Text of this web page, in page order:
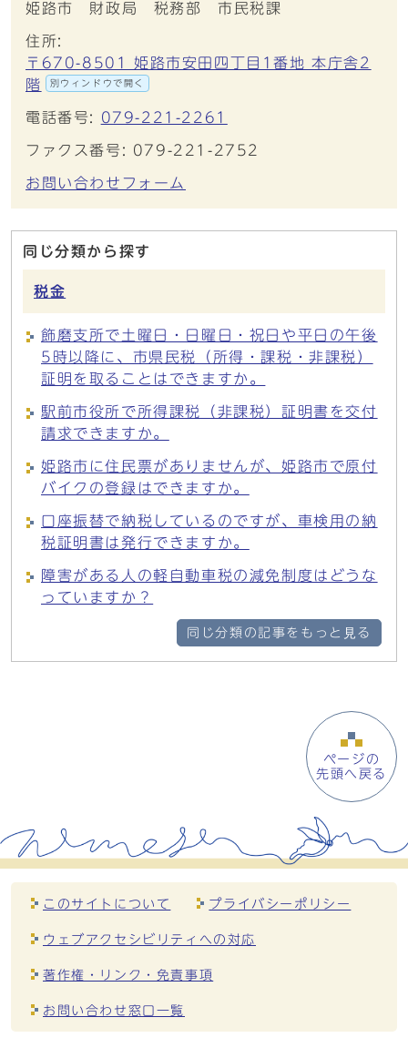
姫路市 財政局 税務部 市民税課
住所:
〒670-8501 姫路市安田四丁目1番地 本庁舎2
階
別ウィンドウで開く
電話番号: 079-221-2261
ファクス番号: 079-221-2752
お問い合わせフォーム
同じ分類から探す
税金
飾磨支所で土曜日・日曜日・祝日や平日の午後
5時以降に、市県民税（所得・課税・非課税）
証明を取ることはできますか。
駅前市役所で所得課税（非課税）証明書を交付
請求できますか。
姫路市に住民票がありませんが、姫路市で原付
バイクの登録はできますか。
口座振替で納税しているのですが、車検用の納
税証明書は発行できますか。
障害がある人の軽自動車税の減免制度はどうな
っていますか？
同じ分類の記事をもっと見る
ページの
先頭へ戻る
このサイトについて プライバシーポリシー
ウェブアクセシビリティへの対応
著作権・リンク・免責事項
お問い合わせ窓口一覧